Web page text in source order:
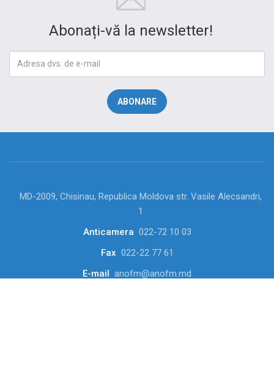
Abonați-vă la newsletter!
MD-2009, Chisinau, Republica Moldova str. Vasile Alecsandri,
1
Anticamera 022-72 10 03
Fax 022-22 77 61
E-mail
anofm@anofm.md